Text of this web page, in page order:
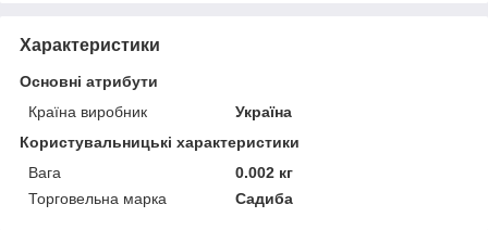
Характеристики
Основні атрибути
Країна виробник
Україна
Користувальницькі характеристики
Вага
0.002 кг
Торговельна марка
Садиба